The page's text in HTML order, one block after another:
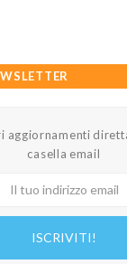
aggiornamenti
casella email
ISCRIVITI!